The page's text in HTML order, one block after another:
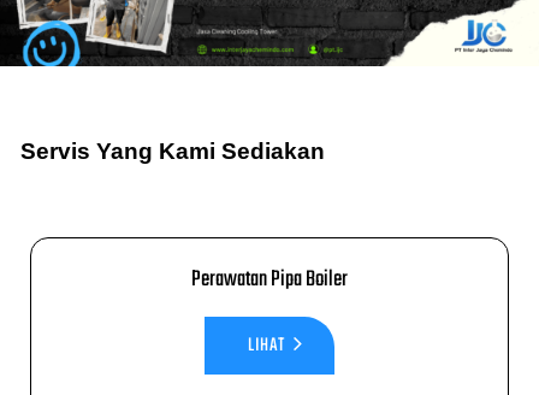
Servis Yang Kami Sediakan
Perawatan Pipa Boiler
LIHAT